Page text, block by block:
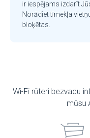
ir iespējams izdarīt
Norādiet tīmekļa
bloķētas.
Wi-Fi rūteri bezvadu
mūsu